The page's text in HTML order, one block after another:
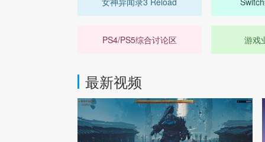
PS4/PS5综合讨论区 游戏
最新视频